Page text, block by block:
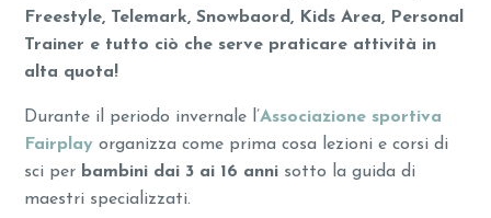
Freestyle, Telemark, Snowbaord, Kids Area, Personal
Trainer e tutto ciò che serve praticare attività in
alta quota!
Durante il periodo invernale l’Associazione sportiva
Fairplay organizza come prima cosa lezioni e corsi di
sci per bambini dai 3 ai 16 anni sotto la guida di
maestri specializzati.